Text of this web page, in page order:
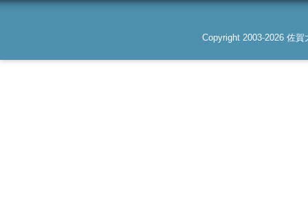
Copyright 2003-2026 佐